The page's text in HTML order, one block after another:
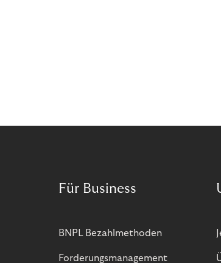
Für Business
BNPL Bezahlmethoden
Forderungsmanagement